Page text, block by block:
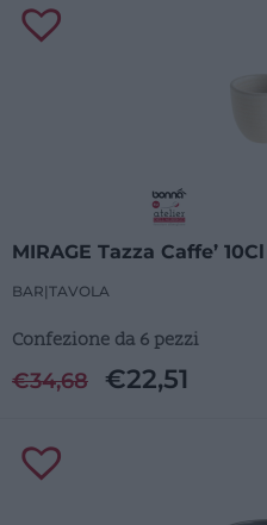
MIRAGE Tazza Caffe’
BAR|TAVOLA
Confezione da 6 pezzi
€34,68 €22,51